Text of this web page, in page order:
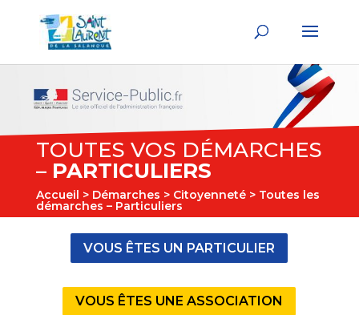
TOUTES VOS DÉMARCHES
– PARTICULIERS
Accueil > Démarches > Citoyenneté> Toutes les
démarches – Particuliers
VOUS ÊTES UN PARTICULIER
VOUS ÊTES UNE ASSOCIATION